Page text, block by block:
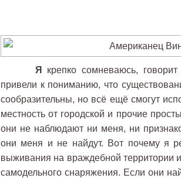
Я
крепко сомневаюсь,
привели к пониманию, что
сообразительны, но всё ещё смогут
местность от городской и прочие
они не наблюдают ни меня, ни
они меня и не найдут. Вот почему я
выживания на враждебной территории
самодельного снаряжения. Если они